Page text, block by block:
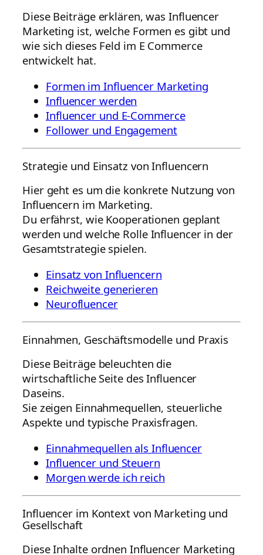
Diese Beiträge erklären, was Influencer
Marketing ist, welche Formen es gibt und
wie sich dieses Feld im E Commerce
entwickelt hat.
Formen im Influencer Marketing
Influencer werden
Influencer und E-Commerce
Follower und Engagement
Strategie und Einsatz von Influencern
Hier geht es um die konkrete Nutzung von
Influencern im Marketing.
Du erfährst, wie Kooperationen geplant
werden und welche Rolle Influencer in der
Gesamtstrategie spielen.
Einsatz von Influencern
Reichweite generieren
Neurofluencer
Einnahmen, Geschäftsmodelle und Praxis
Diese Beiträge beleuchten die
wirtschaftliche Seite des Influencer
Daseins.
Sie zeigen Einnahmequellen, steuerliche
Aspekte und typische Praxisfragen.
Einnahmequellen als Influencer
Influencer und Steuern
Morgen werde ich reich
Influencer im Kontext von Marketing und
Gesellschaft
Diese Inhalte ordnen Influencer Marketing